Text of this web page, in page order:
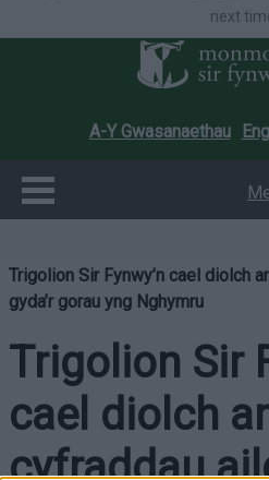
next
A-Y Gwasanaethau
Trigolion Sir Fynwy’n cael diolch
gyda’r gorau yng Nghymru
Trigolion Sir
cael diolch
cyfraddau